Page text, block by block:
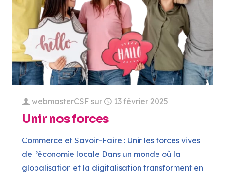
webmasterCSF sur 13 février 2025
Unir nos forces
Commerce et Savoir-Faire : Unir les forces vives
de l’économie locale Dans un monde où la
globalisation et la digitalisation transforment en